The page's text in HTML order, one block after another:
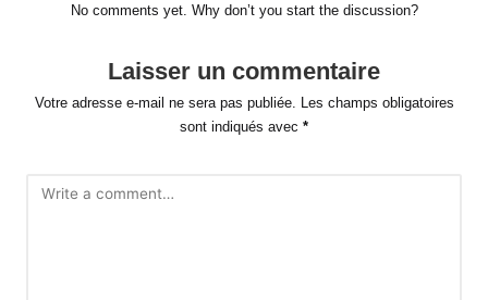
No comments yet. Why don’t you start the discussion?
Laisser un commentaire
Votre adresse e-mail ne sera pas publiée. Les champs obligatoires
sont indiqués avec *